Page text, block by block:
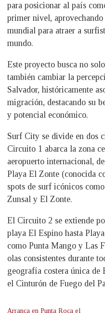
para posicionar al país
primer nivel,
mundial para atraer a
mundo.
Este proyecto busca no
también cambiar la
Salvador, históricamente
migración, destacando su
y potencial económico.
Surf City se divide en dos
Circuito 1 abarca la zona
aeropuerto internacional,
Playa El Zonte (conocida
spots de surf icónicos
Zunsal y El Zonte.
El Circuito 2 se extiende
playa El Espino hasta
como Punta Mango y Las
olas consistentes durante
geografía costera única de
el Cinturón de Fuego del
Arranca en Punta Roca el